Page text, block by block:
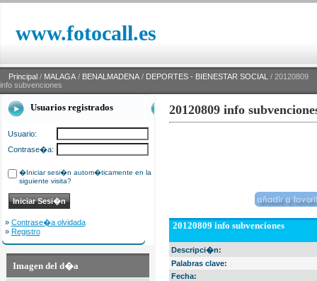
www.fotocall.es
Principal / MALAGA / BENALMADENA / DEPORTES - BIENESTAR SOCIAL / 20120809
info subvenciones
Usuarios registrados
Usuario:
Contrase�a:
�Iniciar sesi�n autom�ticamente en la
siguiente visita?
» Contrase�a olvidada
» Registro
Imagen del d�a
20120809 info
20120809 info subvenciones
Descripci�n:
Palabras clave:
Fecha: